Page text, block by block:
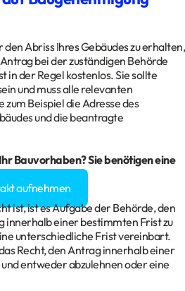
Abriss Ihres Gebäudes zu erhalten,
bei der zuständigen Behörde
in der Regel kostenlos. Sie sollte
und muss alle relevanten
Beispiel die Adresse des
und die beantragte
Bauvorhaben? Sie benötigen eine
aufnehmen
ist, ist es Aufgabe der Behörde, den
innerhalb einer bestimmten Frist zu
unterschiedliche Frist vereinbart.
Recht, den Antrag innerhalb einer
entweder abzulehnen oder eine